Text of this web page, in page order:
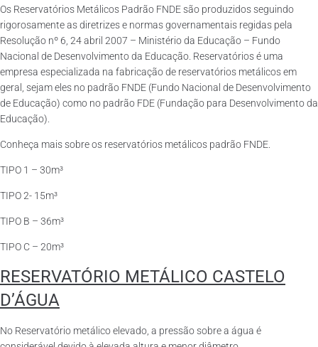
Os Reservatórios Metálicos Padrão FNDE são produzidos seguindo
rigorosamente as diretrizes e normas governamentais regidas pela
Resolução nº 6, 24 abril 2007 – Ministério da Educação – Fundo
Nacional de Desenvolvimento da Educação. Reservatórios é uma
empresa especializada na fabricação de reservatórios metálicos em
geral, sejam eles no padrão FNDE (Fundo Nacional de Desenvolvimento
de Educação) como no padrão FDE (Fundação para Desenvolvimento da
Educação).
Conheça mais sobre os reservatórios metálicos padrão FNDE.
TIPO 1 – 30m³
TIPO 2- 15m³
TIPO B – 36m³
TIPO C – 20m³
RESERVATÓRIO METÁLICO CASTELO
D’ÁGUA
No Reservatório metálico elevado, a pressão sobre a água é